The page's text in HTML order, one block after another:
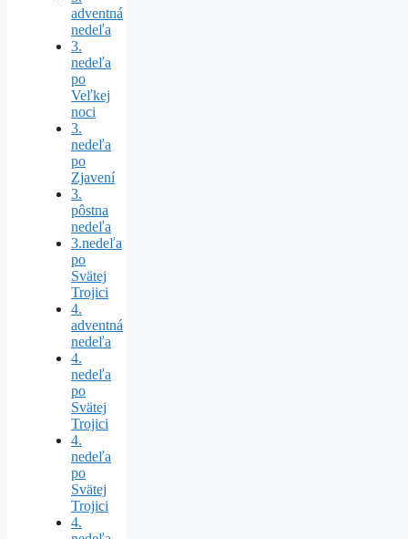
adventná
nedeľa
3.
nedeľa
po
Veľkej
noci
3.
nedeľa
po
Zjavení
3.
pôstna
nedeľa
3.nedeľa
po
Svätej
Trojici
4.
adventná
nedeľa
4.
nedeľa
po
Svätej
Trojici
4.
nedeľa
po
Svätej
Trojici
4.